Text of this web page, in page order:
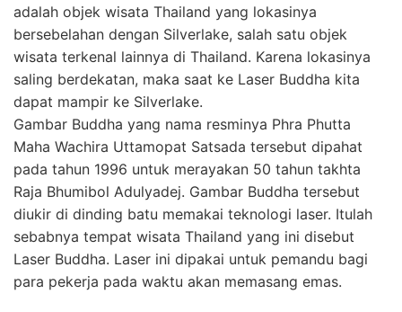
adalah objek wisata Thailand yang lokasinya
bersebelahan dengan Silverlake, salah satu objek
wisata terkenal lainnya di Thailand. Karena lokasinya
saling berdekatan, maka saat ke Laser Buddha kita
dapat mampir ke Silverlake.
Gambar Buddha yang nama resminya Phra Phutta
Maha Wachira Uttamopat Satsada tersebut dipahat
pada tahun 1996 untuk merayakan 50 tahun takhta
Raja Bhumibol Adulyadej. Gambar Buddha tersebut
diukir di dinding batu memakai teknologi laser. Itulah
sebabnya tempat wisata Thailand yang ini disebut
Laser Buddha. Laser ini dipakai untuk pemandu bagi
para pekerja pada waktu akan memasang emas.